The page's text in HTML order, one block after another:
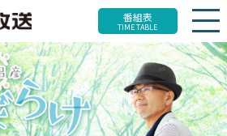
番組表
TIME TABLE